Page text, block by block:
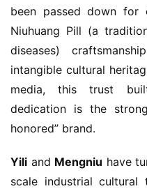
been passed down for
Niuhuang Pill (a
diseases)
intangible cultural
media, this trust
dedication is the
honored” brand.
Yili and Mengniu have
scale industrial